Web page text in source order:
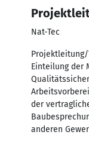
Nat-Tec
Projektleitung/
Einteilung der
der
anderen